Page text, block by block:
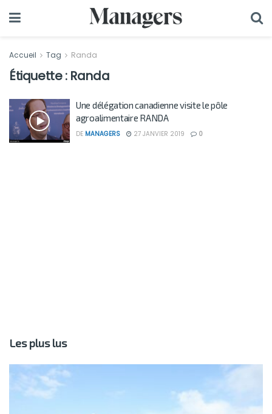
Accueil Tag Randa
Étiquette : Randa
Une délégation canadienne visite le pôle
agroalimentaire RANDA
DE MANAGERS 27 JANVIER 2019 0
Les plus lus